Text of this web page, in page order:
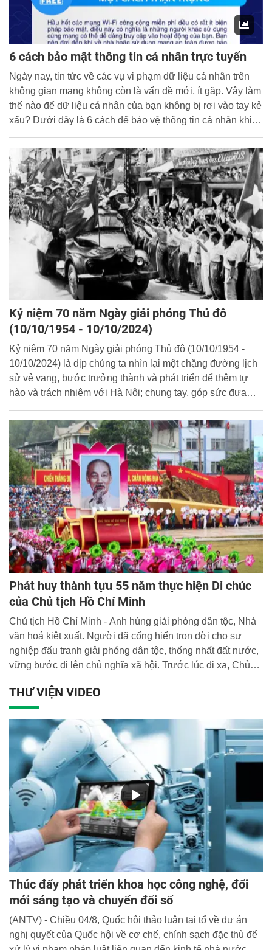
6 cách bảo mật thông tin cá nhân trực tuyến
Ngày nay, tin tức về các vụ vi phạm dữ liệu cá nhân trên
không gian mạng không còn là vấn đề mới, ít gặp. Vậy làm
thế nào để dữ liệu cá nhân của bạn không bị rơi vào tay kẻ
xấu? Dưới đây là 6 cách để bảo vệ thông tin cá nhân khi
Kỷ niệm 70 năm Ngày giải phóng Thủ đô
(10/10/1954 - 10/10/2024)
Kỷ niệm 70 năm Ngày giải phóng Thủ đô (10/10/1954 -
10/10/2024) là dịp chúng ta nhìn lại một chặng đường lịch
sử vẻ vang, bước trưởng thành và phát triển để thêm tự
hào và trách nhiệm với Hà Nội; chung tay, góp sức đưa
Phát huy thành tựu 55 năm thực hiện Di chúc
của Chủ tịch Hồ Chí Minh
Chủ tịch Hồ Chí Minh - Anh hùng giải phóng dân tộc, Nhà
văn hoá kiệt xuất. Người đã cống hiến trọn đời cho sự
nghiệp đấu tranh giải phóng dân tộc, thống nhất đất nước,
vững bước đi lên chủ nghĩa xã hội. Trước lúc đi xa, Chủ
quân ta một di sản vô cùng quý giá – bản Di chúc lịch sử,
một văn kiện ở tầm cương lĩnh về sự lãnh đạo của Đảng
đối với cách mạng Việt Nam, định hướng cho tương lai
phát triển của dân tộc.
THƯ VIỆN VIDEO
Thúc đẩy phát triển khoa học công nghệ, đổi
mới sáng tạo và chuyển đổi số
(ANTV) - Chiều 04/8, Quốc hội thảo luận tại tổ về dự án
nghị quyết của Quốc hội về cơ chế, chính sạch đặc thù để